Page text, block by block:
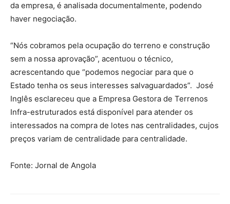
da empresa, é analisada documentalmente, podendo
haver negociação.
“Nós cobramos pela ocupação do terreno e construção
sem a nossa aprovação”, acentuou o técnico,
acrescentando que “podemos negociar para que o
Estado tenha os seus interesses salvaguardados”. José
Inglês esclareceu que a Empresa Gestora de Terrenos
Infra-estruturados está disponível para atender os
interessados na compra de lotes nas centralidades, cujos
preços variam de centralidade para centralidade.
Fonte: Jornal de Angola